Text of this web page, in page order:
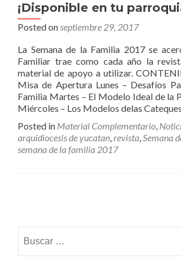
¡Disponible en tu
Posted onseptiembre 29, 2017
La Semana de la Familia 2017 se
Familiar trae como cada año la
material de apoyo a utilizar.
Misa de Apertura Lunes – Desafíos
Familia Martes – El Modelo Ideal de la
Miércoles – Los Modelos delas
Posted in Material Complementario,
arquidiocesis de yucatan,revista,Semana
semana de la familia 2017